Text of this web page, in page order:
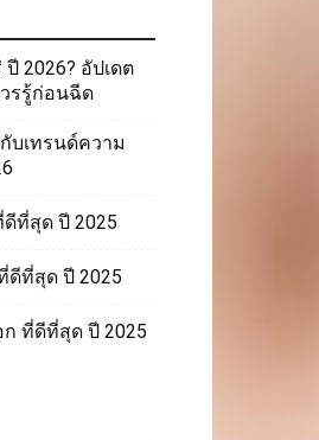
2026? อัปเดต
รรู้ก่อนฉีด
บเทรนด์ความ
ที่สุด ปี 2025
ดีที่สุด ปี 2025
ที่ดีที่สุด ปี 2025